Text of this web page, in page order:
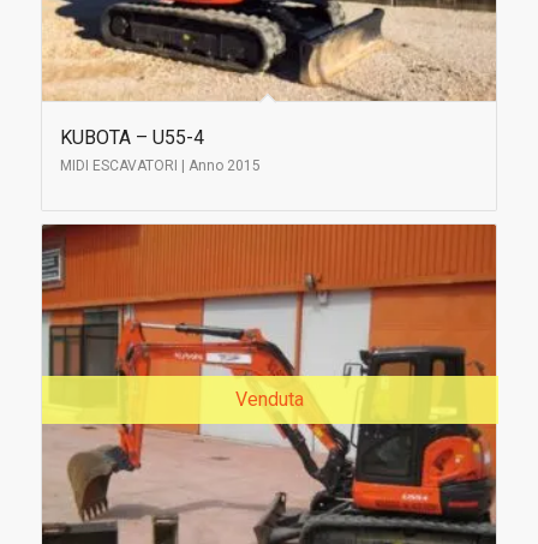
KUBOTA – U55-4
MIDI ESCAVATORI | Anno 2015
Venduta